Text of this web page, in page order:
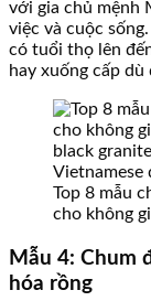
với gia chủ mệnh
việc và cuộc
có tuổi thọ lên
hay xuống cấp
Top 8 mẫu
cho không
Mẫu 4: Chum
hóa rồng